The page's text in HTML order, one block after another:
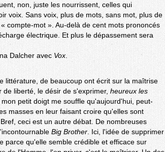
non, juste les nourrissent, celles qui
voix. Sans voix, plus de mots, sans mot, plus de
compte-mot ». Au-delà de cent mots prononcés
électrique. Et plus le dépassement sera
Dalcher avec Vox.
littérature, de beaucoup ont écrit sur la maîtrise
liberté, le désir de s'exprimer, heureux les
petit doigt me souffle qu'aujourd'hui, peut-
masses en leur faisant croire qu'elles sont
ceci est un autre débat. De nombreuses
Big Brother . Ici, l'idée de supprimer
parce qu'elle semble crédible et efficace sur